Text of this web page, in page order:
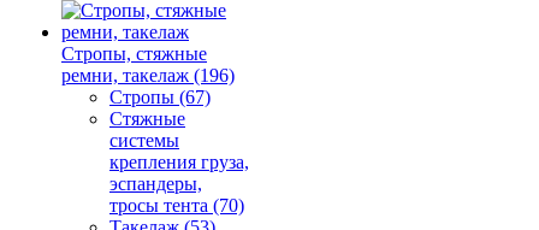
Стропы, стяжные
ремни, такелаж (196)
Стропы (67)
Стяжные
системы
крепления груза,
эспандеры,
тросы тента (70)